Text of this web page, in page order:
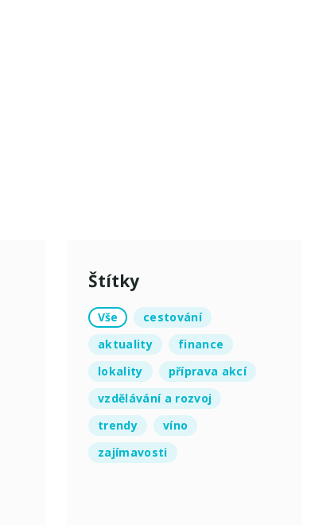
Štítky
Vše
cestování
aktuality
finance
lokality
příprava akcí
vzdělávání a rozvoj
trendy
víno
zajímavosti